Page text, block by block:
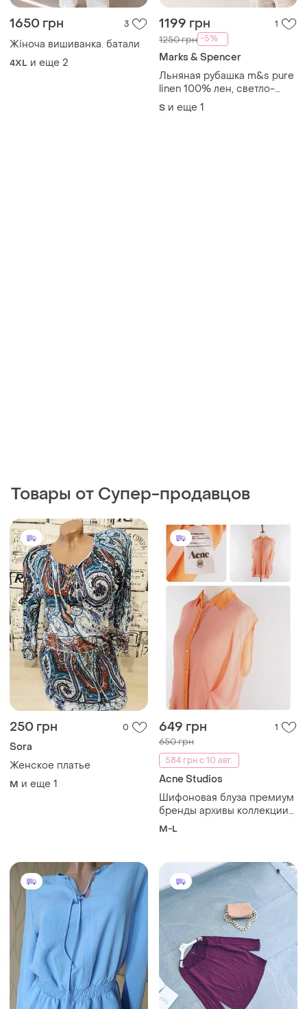
1650 грн 3
Жіноча вишиванка. батали
4XL и еще 2
1199 грн 1
1250 грн -5%
Marks & Spencer
Льняная рубашка m&s pure
linen 100% лен, светло-
сиреневая
S и еще 1
Товары от Супер-продавцов
250 грн 0
Sora
Женское платье
M и еще 1
649 грн 1
650 грн
584 грн с 10 авг.
Acne Studios
Шифоновая блуза премиум
бренды архивы коллекции
2013 г
M-L